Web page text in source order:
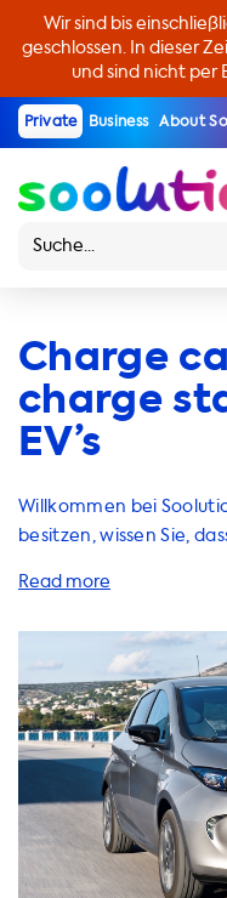
Wir sind bis
geschlossen. In dieser
und sind nicht per
Private Business About
Charge
charge
EV’s
Willkommen bei
besitzen, wissen Sie,
alle Lösungen für Sie!
helfen, Ihr
Unsere AC-
Arbeitsplatz. Sie
abhängig von der
wichtig zu beachten,
schneller als die
Ladestation aufladen
kaufen, stellen Sie
Fahrzeugs übereinstimmt. Wenn Sie